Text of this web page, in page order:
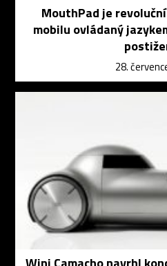
MouthPad je
mobilu ovládaný
28.